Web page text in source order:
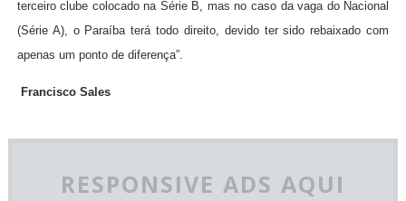
terceiro clube colocado na Série B, mas no caso da vaga do Nacional
(Série A), o Paraíba terá todo direito, devido ter sido rebaixado com
apenas um ponto de diferença”.
Francisco Sales
RESPONSIVE ADS AQUI